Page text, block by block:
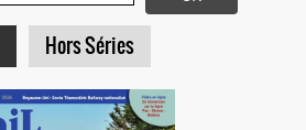
Hors Séries